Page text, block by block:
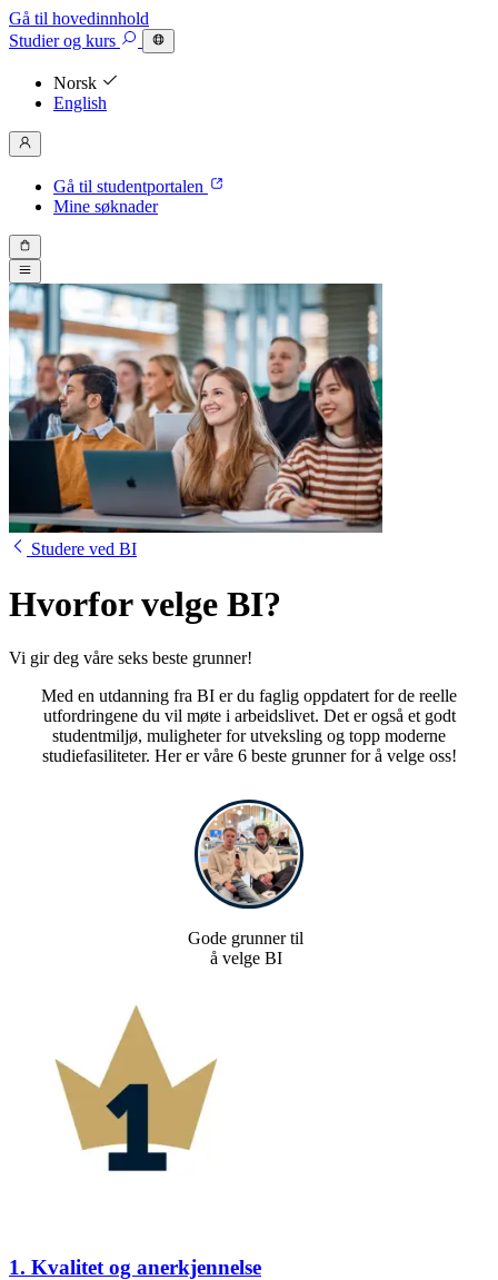
Gå til hovedinnhold
Studierog kurs
Norsk
English
Gå til studentportalen
Mine søknader
Studere ved BI
Hvorfor velge BI?
Vi gir deg våre seks beste grunner!
Med en utdanning fra BI er du faglig oppdatert for de reelle
utfordringene du vil møte i arbeidslivet. Det er også et godt
studentmiljø, muligheter for utveksling og topp moderne
studiefasiliteter. Her er våre 6 beste grunner for å velge oss!
Preview bubble for Story
Gode grunner til
å velge BI
1. Kvalitet og anerkjennelse